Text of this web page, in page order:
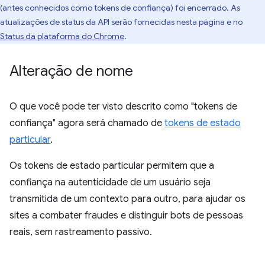
(antes conhecidos como tokens de confiança) foi encerrado. As
atualizações de status da API serão fornecidas nesta página e no
Status da plataforma do Chrome.
Alteração de nome
O que você pode ter visto descrito como "tokens de
confiança" agora será chamado de tokens de estado
particular.
Os tokens de estado particular permitem que a
confiança na autenticidade de um usuário seja
transmitida de um contexto para outro, para ajudar os
sites a combater fraudes e distinguir bots de pessoas
reais, sem rastreamento passivo.